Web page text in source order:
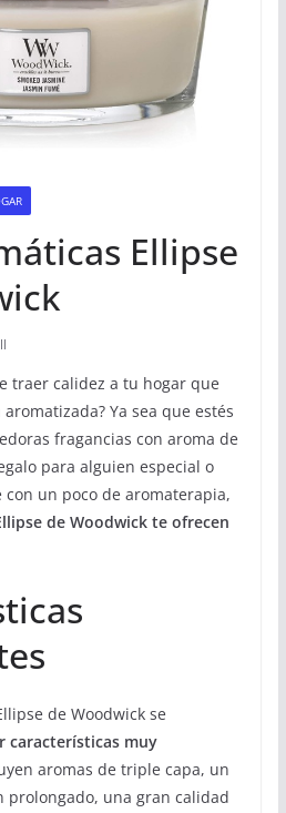
Ellipse
traer calidez a tu hogar que
Ya sea que estés
fragancias con aroma de
para alguien especial o
un poco de aromaterapia,
de Woodwick te ofrecen
de Woodwick se
características muy
aromas de triple capa, un
prolongado, una gran calidad